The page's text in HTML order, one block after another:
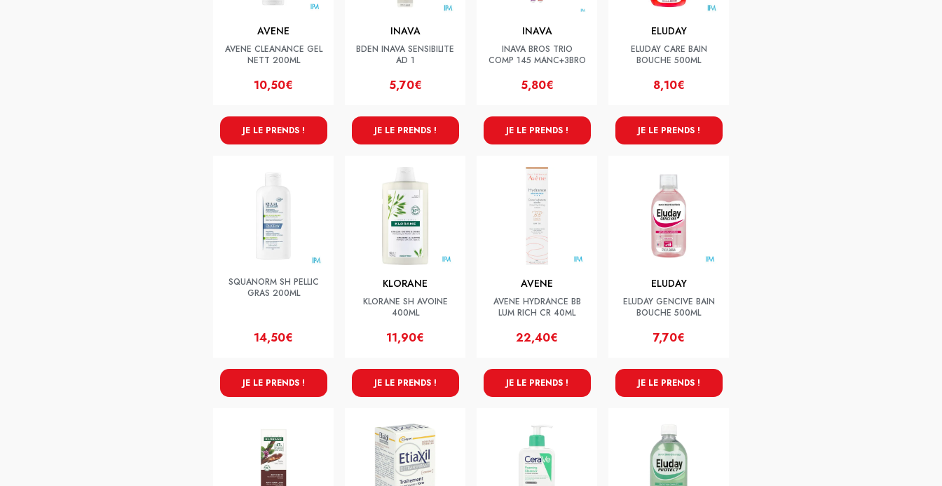
AVENE
AVENE CLEANANCE GEL
NETT 200ML
10,50€
JE LE PRENDS !
INAVA
BDEN INAVA SENSIBILITE
AD 1
5,70€
JE LE PRENDS !
INAVA
INAVA BROS TRIO
COMP 145 MANC+3BRO
5,80€
JE LE PRENDS !
ELUDAY
ELUDAY CARE BAIN
BOUCHE 500ML
8,10€
JE LE PRENDS !
SQUANORM SH PELLIC
GRAS 200ML
14,50€
JE LE PRENDS !
KLORANE
KLORANE SH AVOINE
400ML
11,90€
JE LE PRENDS !
AVENE
AVENE HYDRANCE BB
LUM RICH CR 40ML
22,40€
JE LE PRENDS !
ELUDAY
ELUDAY GENCIVE BAIN
BOUCHE 500ML
7,70€
JE LE PRENDS !